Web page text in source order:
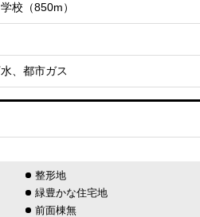
校（850m）
、都市ガス
整形地
緑豊かな住宅地
前面棟無